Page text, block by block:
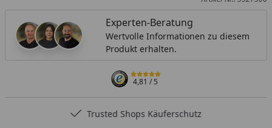
Experten-Beratung
Wertvolle Informationen zu diesem
Produkt erhalten.
4,81/ 5
Trusted Shops Käuferschutz